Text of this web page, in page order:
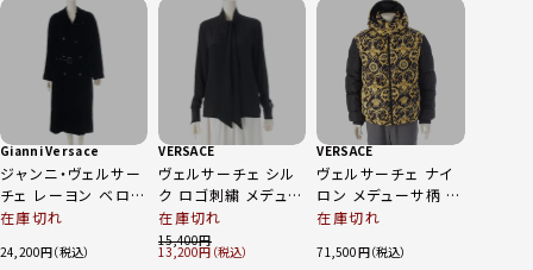
Gianni Versace
ジャンニ・ヴェルサー
チェ レーヨン ベロア
トレンチコート ブラッ
在庫切れ
24,200
VERSACE
ヴェルサーチェ シル
ク ロゴ刺繍 メデュー
サボタン タイ ブラウ
ス トップス
1013187 ブラック
在庫切れ
15,400
13,200
VERSACE
ヴェルサーチェ ナイ
ロン メデューサ柄 リ
バーシブル ダウンジ
1002751 ブラック
在庫切れ
71,500